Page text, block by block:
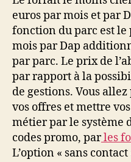
euros par mois et par
fonction du parc est le
mois par Dap
par parc. Le prix de
par rapport à la
de gestions. Vous
vos offres et mettre
métier par le système
codes promo, parles
L’option « sans